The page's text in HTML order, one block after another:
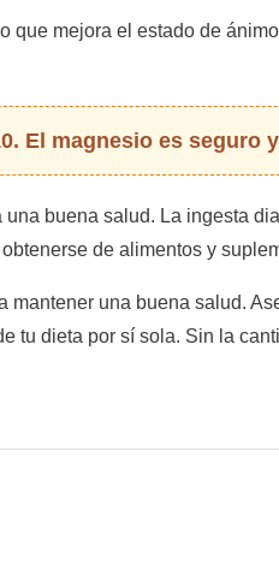
que mejora el estado de
El magnesio es seguro
buena salud. La ingesta
de alimentos y
una buena salud.
tu dieta por sí sola. Sin la